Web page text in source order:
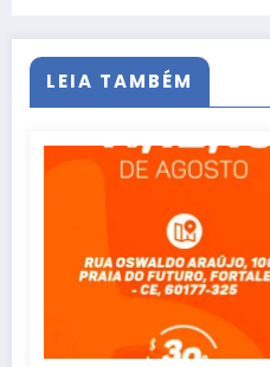
LEIA TAMBÉM